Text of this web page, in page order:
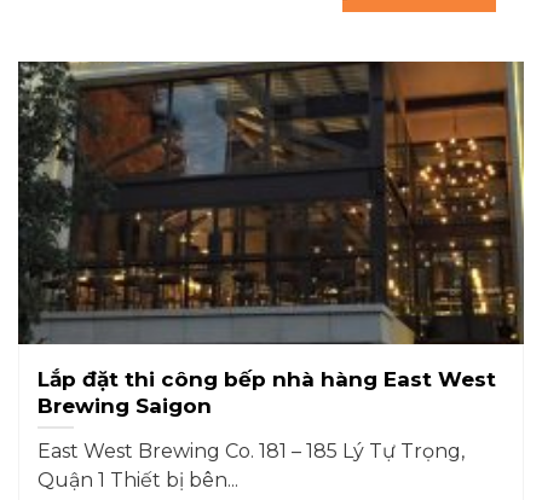
Lắp đặt thi công bếp nhà hàng East West
Brewing Saigon
East West Brewing Co. 181 – 185 Lý Tự Trọng,
Quận 1 Thiết bị bên...